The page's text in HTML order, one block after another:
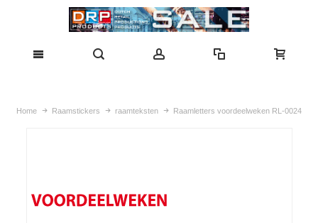
Home Raamstickers raamteksten Raamletters voordeelweken RL-0024